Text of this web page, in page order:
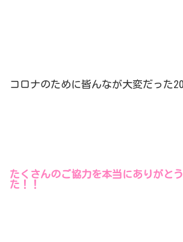
コロナのために皆んなが大変だった
たくさんのご協力を本当にありがと
た！！